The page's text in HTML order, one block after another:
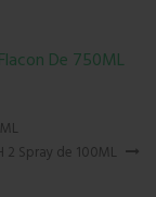
De 750ML
2 Spray de 100ML